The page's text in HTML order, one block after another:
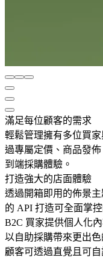
滿足每位顧客的需求
輕鬆管理擁有多位買
過專屬定價、商品發
到端採購體驗。
打造強大的店面體驗
透過開箱即用的佈景
的 API 打造可全面掌
B2C 買家提供個人化
以自助採購帶來更出
顧客可透過直覺且可